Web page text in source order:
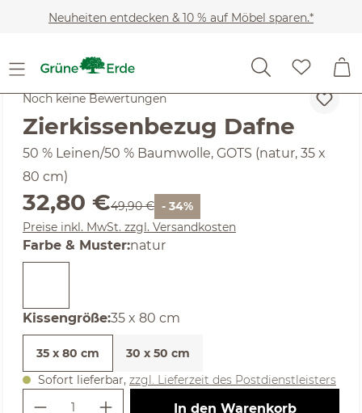
Zum Hauptinhalt springen
Neuheiten entdecken & 10 % auf Möbel sparen.*
Heimtextilien Wohntextilien
Zier- & Wärmekissen
Noch keine Bewertungen
Zierkissenbezug Dafne
50 % Leinen/50 % Baumwolle, GOTS (natur, 35 x
80 cm)
Verkaufspreis:
32,80 €Regulärer Preis:
49,90 € - 34%
Preise inkl. MwSt. zzgl. Versandkosten
Farbe & Musterauswählen
:natur
Kissengrößeauswählen
:35 x 80 cm
35 x 80 cm
30 x 50 cm
Sofort lieferbar, zzgl. Lieferzeit des Postdienstleisters
Produkt Anzahl: Gib den
In den Warenkorb